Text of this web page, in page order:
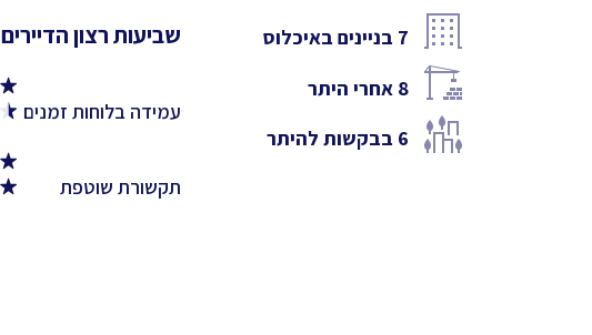
7 בניינים באיכלוס
8 אחרי היתר
6 בבקשות להיתר
שביעות רצון הדיירים
עמידה בלוחות זמנים
תקשורת שוטפת